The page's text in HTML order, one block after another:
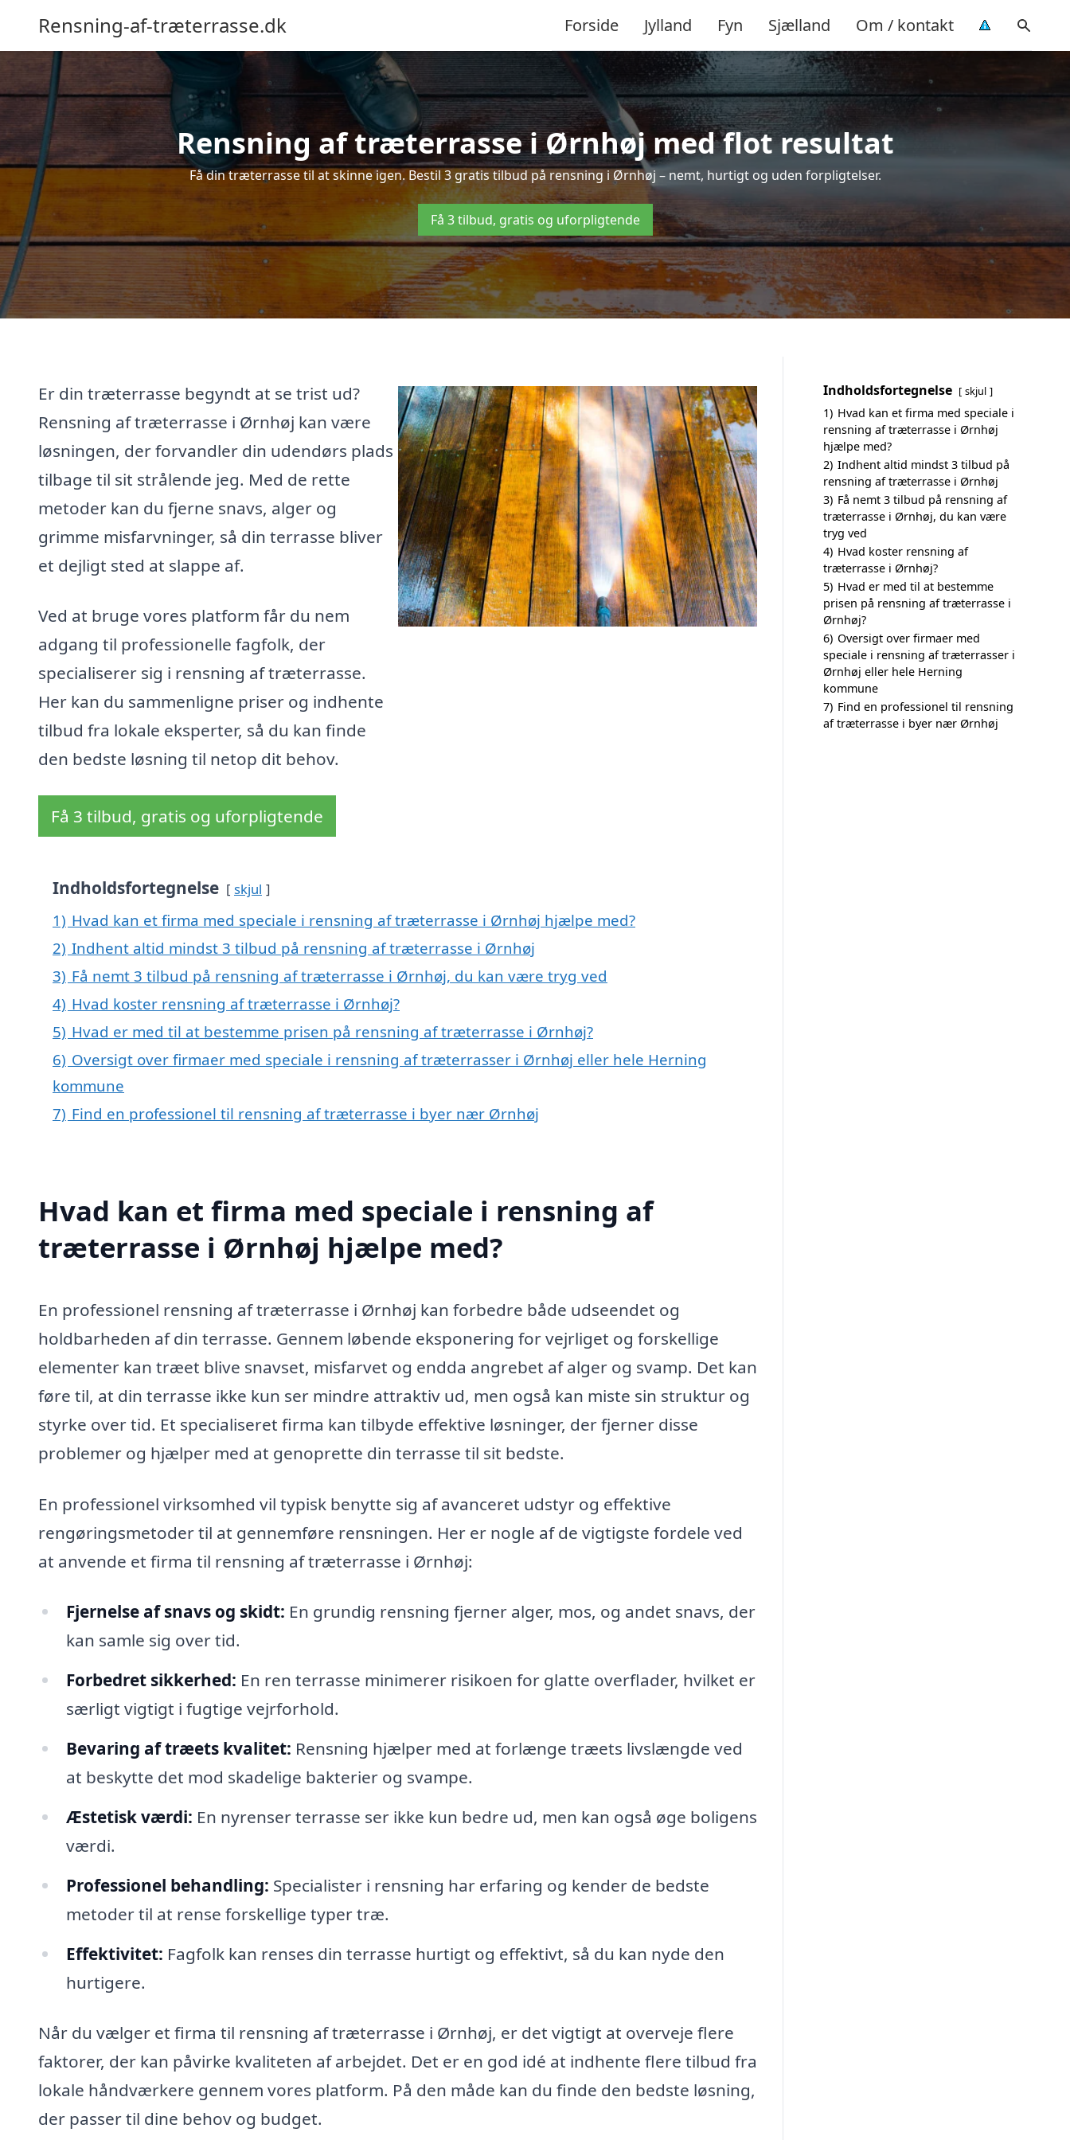
Rensning-af-træterrasse.dk Forside Jylland Fyn Sjælland Om / kontakt
Rensning af træterrasse i Ørnhøj med flot resultat
Få din træterrasse til at skinne igen. Bestil 3 gratis tilbud på rensning i Ørnhøj – nemt, hurtigt og uden forpligtelser.
Få 3 tilbud, gratis og uforpligtende
Er din træterrasse begyndt at se trist ud?
Rensning af træterrasse i Ørnhøj kan være
løsningen, der forvandler din udendørs plads
tilbage til sit strålende jeg. Med de rette
metoder kan du fjerne snavs, alger og
grimme misfarvninger, så din terrasse bliver
et dejligt sted at slappe af.
Ved at bruge vores platform får du nem
adgang til professionelle fagfolk, der
specialiserer sig i rensning af træterrasse.
Her kan du sammenligne priser og indhente
tilbud fra lokale eksperter, så du kan finde
den bedste løsning til netop dit behov.
Få 3 tilbud, gratis og uforpligtende
Indholdsfortegnelse skjul
1) Hvad kan et firma med speciale i rensning af træterrasse i Ørnhøj hjælpe med?
2) Indhent altid mindst 3 tilbud på rensning af træterrasse i Ørnhøj
3) Få nemt 3 tilbud på rensning af træterrasse i Ørnhøj, du kan være tryg ved
4) Hvad koster rensning af træterrasse i Ørnhøj?
5) Hvad er med til at bestemme prisen på rensning af træterrasse i Ørnhøj?
6) Oversigt over firmaer med speciale i rensning af træterrasser i Ørnhøj eller hele Herning
kommune
7) Find en professionel til rensning af træterrasse i byer nær Ørnhøj
Hvad kan et firma med speciale i rensning af
træterrasse i Ørnhøj hjælpe med?
En professionel rensning af træterrasse i Ørnhøj kan forbedre både udseendet og
holdbarheden af din terrasse. Gennem løbende eksponering for vejrliget og forskellige
elementer kan træet blive snavset, misfarvet og endda angrebet af alger og svamp. Det kan
føre til, at din terrasse ikke kun ser mindre attraktiv ud, men også kan miste sin struktur og
styrke over tid. Et specialiseret firma kan tilbyde effektive løsninger, der fjerner disse
problemer og hjælper med at genoprette din terrasse til sit bedste.
En professionel virksomhed vil typisk benytte sig af avanceret udstyr og effektive
rengøringsmetoder til at gennemføre rensningen. Her er nogle af de vigtigste fordele ved
at anvende et firma til rensning af træterrasse i Ørnhøj:
Fjernelse af snavs og skidt: En grundig rensning fjerner alger, mos, og andet snavs, der
kan samle sig over tid.
Forbedret sikkerhed: En ren terrasse minimerer risikoen for glatte overflader, hvilket er
særligt vigtigt i fugtige vejrforhold.
Bevaring af træets kvalitet: Rensning hjælper med at forlænge træets livslængde ved
at beskytte det mod skadelige bakterier og svampe.
Æstetisk værdi: En nyrenser terrasse ser ikke kun bedre ud, men kan også øge boligens
værdi.
Professionel behandling: Specialister i rensning har erfaring og kender de bedste
metoder til at rense forskellige typer træ.
Effektivitet: Fagfolk kan renses din terrasse hurtigt og effektivt, så du kan nyde den
hurtigere.
Når du vælger et firma til rensning af træterrasse i Ørnhøj, er det vigtigt at overveje flere
faktorer, der kan påvirke kvaliteten af arbejdet. Det er en god idé at indhente flere tilbud fra
lokale håndværkere gennem vores platform. På den måde kan du finde den bedste løsning,
der passer til dine behov og budget.
Indholdsfortegnelse skjul
1) Hvad kan et firma med speciale i
rensning af træterrasse i Ørnhøj
hjælpe med?
2) Indhent altid mindst 3 tilbud på
rensning af træterrasse i Ørnhøj
3) Få nemt 3 tilbud på rensning af
træterrasse i Ørnhøj, du kan være
tryg ved
4) Hvad koster rensning af
træterrasse i Ørnhøj?
5) Hvad er med til at bestemme
prisen på rensning af træterrasse i
Ørnhøj?
6) Oversigt over firmaer med
speciale i rensning af træterrasser i
Ørnhøj eller hele Herning
kommune
7) Find en professionel til rensning
af træterrasse i byer nær Ørnhøj